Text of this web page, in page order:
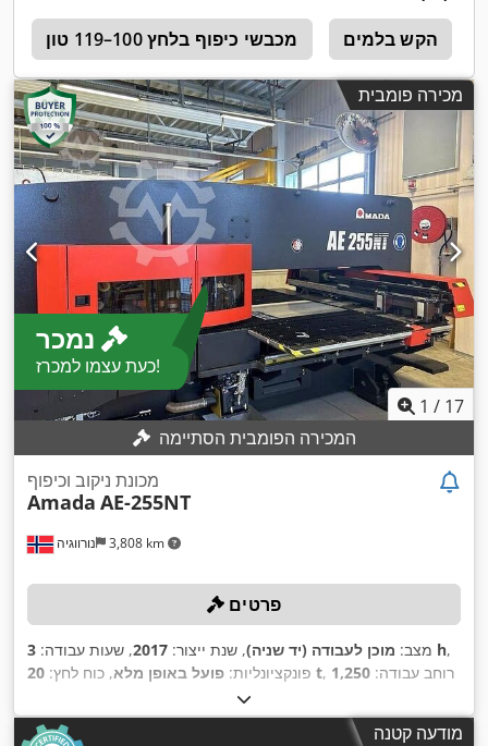
מכבשי כיפוף בלחץ 100–119 טון הקש בלמים
מכירה פומבית
כעת עצמו למכרז!
1 / 17
המכירה הפומבית הסתיימה
נורווגיה 3,808 km
מכונת ניקוב וכיפוף
Amada AE-255NT
פרטים
מצב: מוכן לעבודה (יד שניה), שנת ייצור: 2017, שעות עבודה: 3 h,
פונקציונליות: פועל באופן מלא, כוח לחץ: 20 t , רוחב עבודה: 1,250
,
אורך עבודה:1,250 מ"מ ,
מודעה קטנה